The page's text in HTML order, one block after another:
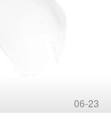
06-23